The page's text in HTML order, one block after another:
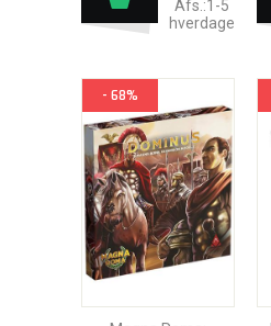
Afs.:1-5
hverdage
- 68%